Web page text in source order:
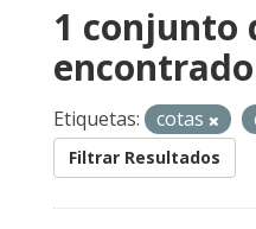
1 conjunto
encontrado
Etiquetas: cotas
Filtrar Resultados